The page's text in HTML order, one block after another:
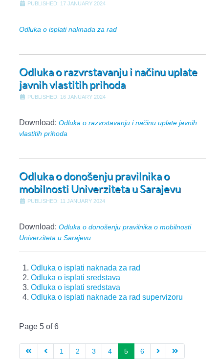
PUBLISHED: 17 JANUARY 2024
Odluka o isplati naknada za rad
Odluka o razvrstavanju i načinu uplate
javnih vlastitih prihoda
PUBLISHED: 16 JANUARY 2024
Download: Odluka o razvrstavanju i načinu uplate javnih
vlastitih prihoda
Odluka o donošenju pravilnika o
mobilnosti Univerziteta u Sarajevu
PUBLISHED: 11 JANUARY 2024
Download: Odluka o donošenju pravilnika o mobilnosti
Univerziteta u Sarajevu
Odluka o isplati naknada za rad
Odluka o isplati sredstava
Odluka o isplati sredstava
Odluka o isplati naknade za rad supervizoru
Page 5 of 6
1 2 3 4 5 6